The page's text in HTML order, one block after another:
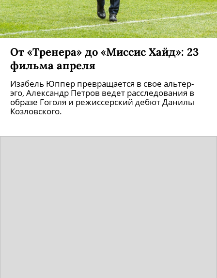
От «Тренера» до «Миссис Хайд»: 23
фильма апреля
Изабель Юппер превращается в свое альтер-
эго, Александр Петров ведет расследования в
образе Гоголя и режиссерский дебют Данилы
Козловского.